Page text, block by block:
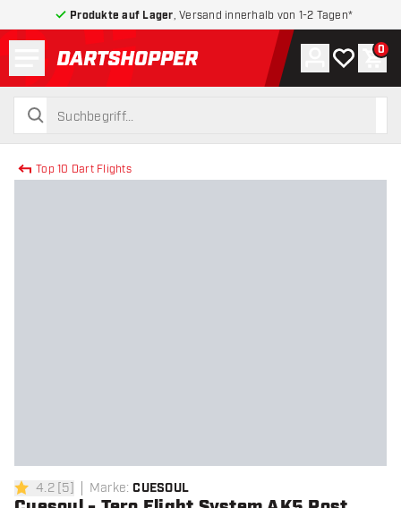
Produkte auf Lager , Versand innerhalb von 1-2 Tagen*
zurück zur Startseite
suchen
suchen
Konto
Meine 0
Top 10 Dart Flights
4.2 Bewertungssterne
4.2[5] Marke: CUESOUL